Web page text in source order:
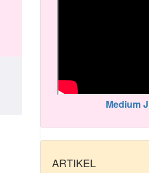
Medium
ARTIKEL